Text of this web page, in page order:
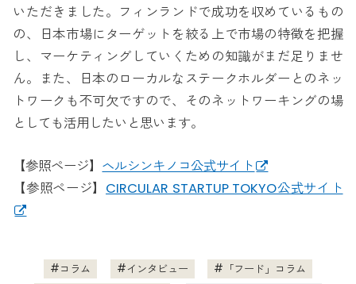
いただきました。フィンランドで成功を収めているもの
の、日本市場にターゲットを絞る上で市場の特徴を把握
し、マーケティングしていくための知識がまだ足りませ
ん。また、日本のローカルなステークホルダーとのネッ
トワークも不可欠ですので、そのネットワーキングの場
としても活用したいと思います。
【参照ページ】 ヘルシンキノコ公式サイト
【参照ページ】 CIRCULAR STARTUP TOKYO公式サイト
コラム インタビュー
「フード」コラム